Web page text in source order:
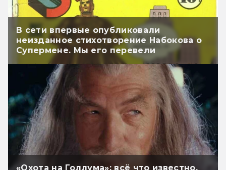
В сети впервые опубликовали
неизданное стихотворение Набокова о
Супермене. Мы его перевели
«Охота на Голлума»: всё что известно.